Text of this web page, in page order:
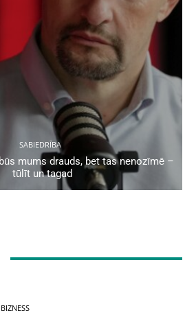
SABIEDRĪBA
mums drauds, bet tas nenozīmē –
tūlīt un tagad
BIZNESS